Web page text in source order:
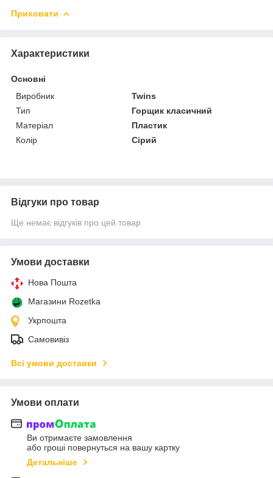
Приховати
Характеристики
Основні
Виробник
Twins
Тип
Горщик класичний
Матеріал
Пластик
Колір
Сірий
Відгуки про товар
Ще немає відгуків про цей товар
Умови доставки
Нова Пошта
Магазини Rozetka
Укрпошта
Самовивіз
Всі умови доставки
Умови оплати
Ви отримаєте замовлення
або гроші повернуться на вашу картку
Детальніше